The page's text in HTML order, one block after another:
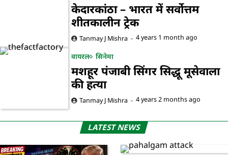
केदारकांठा – भारत में सर्वोत्तम
शीतकालीन ट्रेक
Tanmay J Mishra 4 years 1 month ago
वायरल सिनेमा
मशहूर पंजाबी सिंगर सिद्धू मूसेवाला
की हत्या
Tanmay J Mishra 4 years 2 months ago
LATEST NEWS